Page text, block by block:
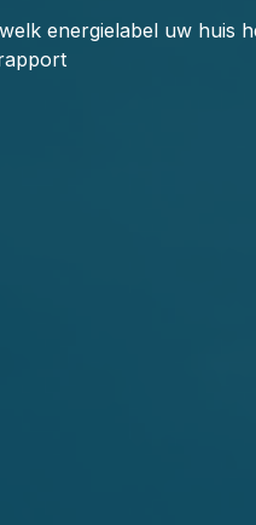
energielabel uw huis